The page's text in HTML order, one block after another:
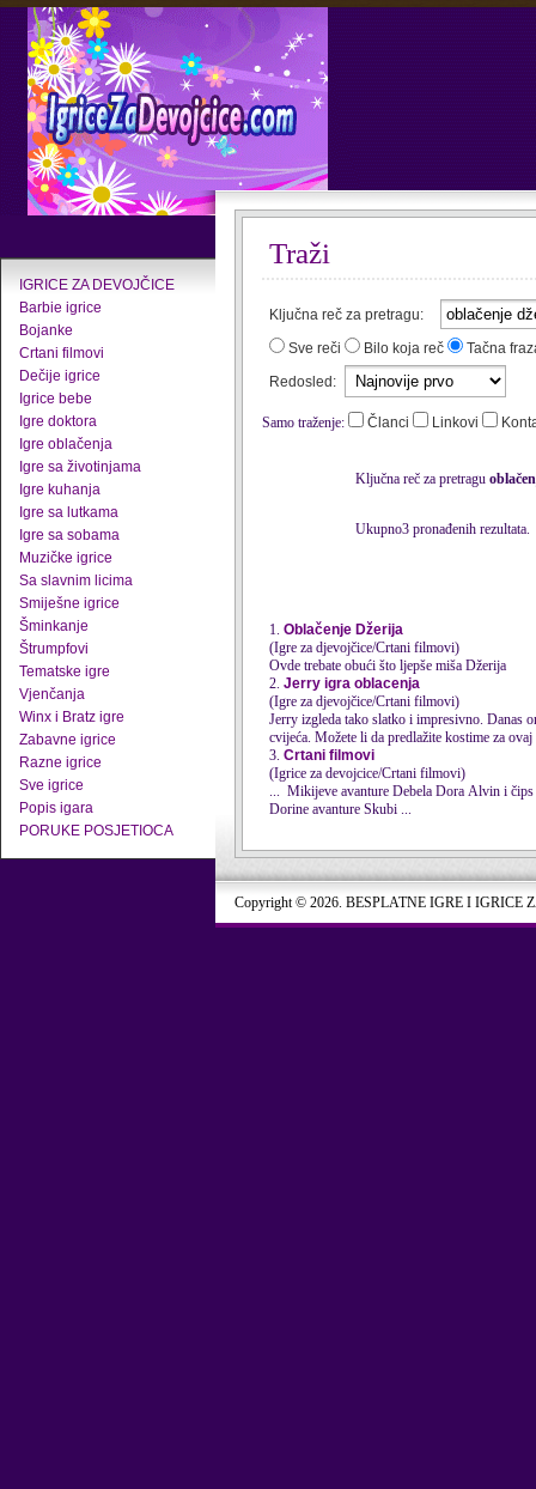
IGRICE ZA DEVOJČICE
Barbie igrice
Bojanke
Crtani filmovi
Dečije igrice
Igrice bebe
Igre doktora
Igre oblačenja
Igre sa životinjama
Igre kuhanja
Igre sa lutkama
Igre sa sobama
Muzičke igrice
Sa slavnim licima
Smiješne igrice
Šminkanje
Štrumpfovi
Tematske igre
Vjenčanja
Winx i Bratz igre
Zabavne igrice
Razne igrice
Sve igrice
Popis igara
PORUKE POSJETIOCA
Traži
Ključna reč za pretragu:
Sve reči
Bilo koja reč
Tačna
Redosled:
Samo traženje: Članci Linkovi
Ključna reč za pretragu
Ukupno3 pronađenih rezultata.
1. Oblačenje Džerija
(Igre za djevojčice/Crtani filmovi)
Ovde trebate obući što ljepše miša Džerija
2. Jerry igra oblacenja
(Igre za djevojčice/Crtani filmovi)
Jerry izgleda tako slatko i impresivno. Danas
cvijeća. Možete li da predlažite kostime za
3. Crtani filmovi
(Igrice za devojcice/Crtani filmovi)
Dorine avanture Skubi ...
Copyright © 2026. BESPLATNE IGRE I IGRICE